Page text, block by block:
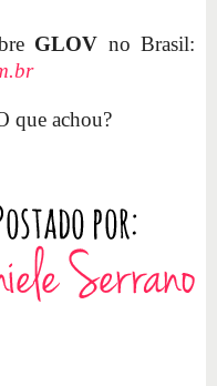
GLOV no Brasil:
que achou?